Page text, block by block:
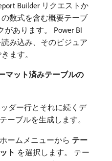
Builder リクエストか
数式を含む概要テーブ
があります。 Power BI
み込み、そのビジュア
ます。
マット済みテーブルの
ダー行とそれに続くデ
ーブルを生成します。
ームメニューから​ テー
ト ​を選択します。 テー